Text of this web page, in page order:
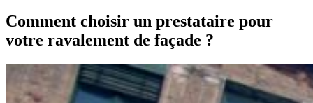
Comment choisir un prestataire pour
votre ravalement de façade ?